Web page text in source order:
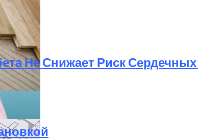
Варианты Лечения
Не Снижает Риск